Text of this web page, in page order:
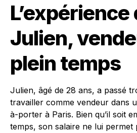
L’expérience
Julien,
plein temps
Julien, âgé de 28 ans, a passé
travailler comme vendeur dans
à-porter à Paris. Bien qu’il soit
temps, son salaire ne lui permet